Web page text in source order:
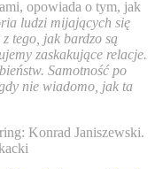
opowiada o tym, jak
ludzi mijających się
tego, jak bardzo są
zaskakujące relacje.
Samotność po
nie wiadomo, jak ta
Konrad Janiszewski.